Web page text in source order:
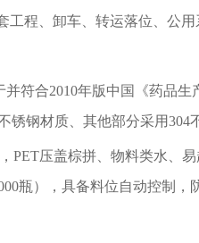
工程、卸车、转运落位、公
符合2010年版中国《药品
钢材质、其他部分采用304
PET压盖棕拼、物料类水、
瓶），具备料位自动控制